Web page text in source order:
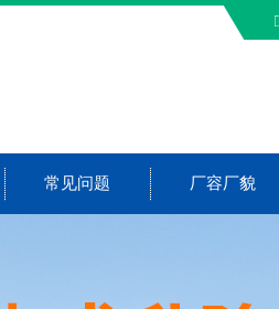
常见问题 厂容厂貌